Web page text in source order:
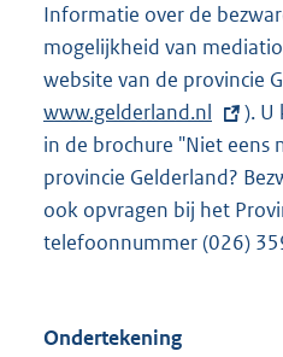
t
e
r
n
e
l
i
n
Informatie over de
mogelijkheid van
website van de provincie
www.gelderland.nl
). U
in de brochure "Niet eens
provincie Gelderland?
ook opvragen bij het
telefoonnummer (026)
Ondertekening